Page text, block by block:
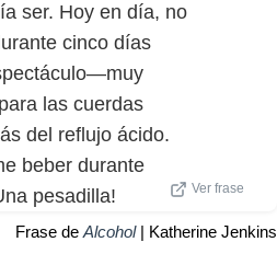
ser. Hoy en día, no
cinco días
las cuerdas
del reflujo ácido.
beber durante
pesadilla!
Ver frase
Frase de Alcohol| Katherine Jenkins